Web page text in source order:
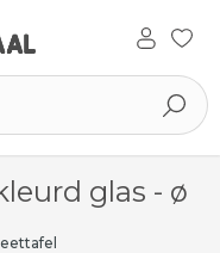
glas - ø